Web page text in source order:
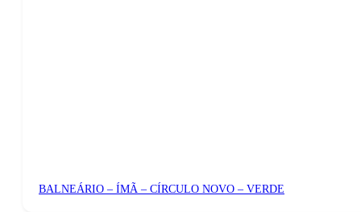
BALNEÁRIO – ÍMÃ – CÍRCULO NOVO – VERDE